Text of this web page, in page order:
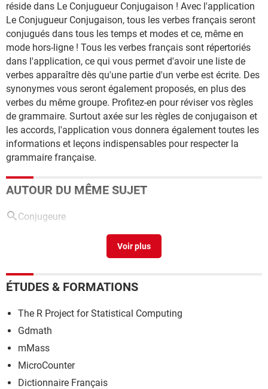
réside dans Le Conjugueur Conjugaison ! Avec l'application
Le Conjugueur Conjugaison, tous les verbes français seront
conjugués dans tous les temps et modes et ce, même en
mode hors-ligne ! Tous les verbes français sont répertoriés
dans l'application, ce qui vous permet d'avoir une liste de
verbes apparaître dès qu'une partie d'un verbe est écrite. Des
synonymes vous seront également proposés, en plus des
verbes du même groupe. Profitez-en pour réviser vos règles
de grammaire. Surtout axée sur les règles de conjugaison et
les accords, l'application vous donnera également toutes les
informations et leçons indispensables pour respecter la
grammaire française.
AUTOUR DU MÊME SUJET
Conjugeure
> Télécharger - Études & Formations
ÉTUDES & FORMATIONS
The R Project for Statistical Computing
Gdmath
mMass
MicroCounter
Dictionnaire Français